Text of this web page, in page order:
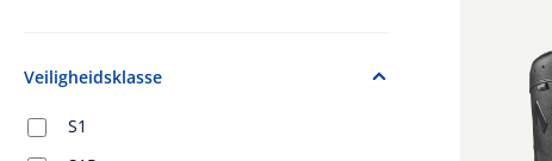
Veiligheidsklasse
S1